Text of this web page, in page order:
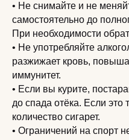
• Не снимайте и не
самостоятельно до
При необходимости
• Не употребляйте
разжижает кровь,
иммунитет.
• Если вы курите,
до спада отёка. Если это
количество сигарет.
• Ограничений на спорт